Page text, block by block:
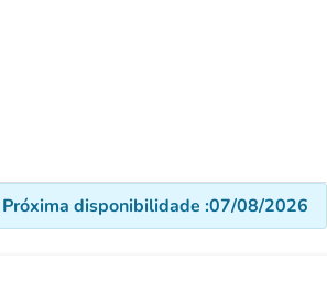
Próxima disponibilidade :07/08/2026